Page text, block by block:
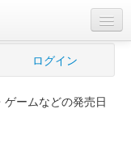
ログイン
ームなどの発売日